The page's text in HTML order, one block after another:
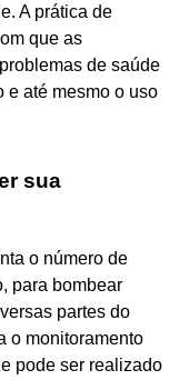
A prática de
que as
de saúde
e até mesmo o uso
sua
o número de
para bombear
partes do
o monitoramento
pode ser realizado